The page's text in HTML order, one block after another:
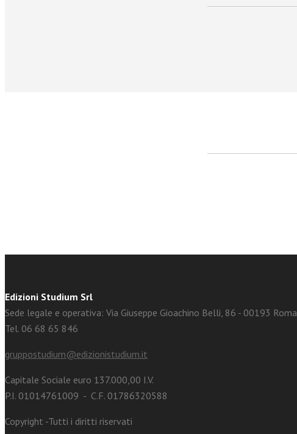
Edizioni Studium Srl
Sede legale e operativa: Via Giuseppe Gioachino Belli, 86 - 00193 Roma
Tel. 06 68 65 846
gruppostudium@edizionistudium.it
Capitale Sociale euro 137.000,00 I.V.
P.I. 01014761009 - C.F. 01786320588
Copyright -Tutti i diritti riservati